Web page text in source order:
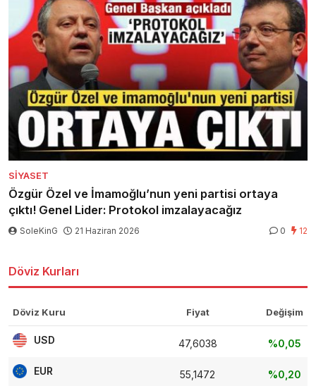
SIYASET
Özgür Özel ve İmamoğlu’nun yeni partisi ortaya
çıktı! Genel Lider: Protokol imzalayacağız
SoleKinG 21 Haziran 2026 0 12
Döviz Kurları
Döviz Kuru Fiyat Değişim
USD 47,6038 %0,05
EUR 55,1472 %0,20